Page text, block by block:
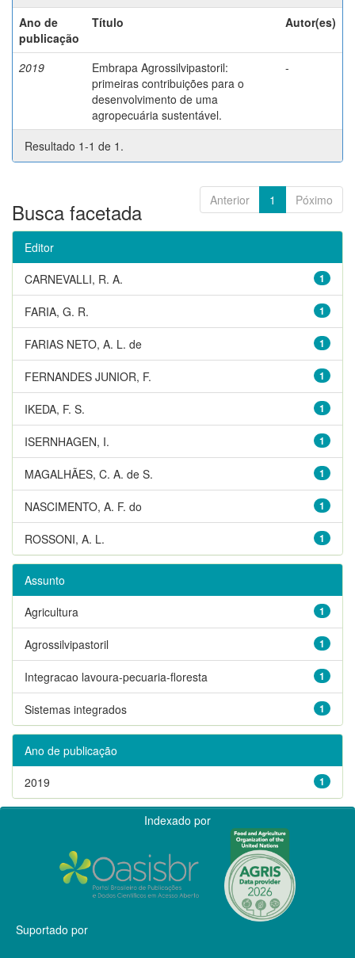
Ano de
publicação
Título Autor(es)
2019
Embrapa Agrossilvipastoril:
primeiras contribuições para o
desenvolvimento de uma
agropecuária sustentável.
-
Resultado 1-1 de 1.
Anterior 1 Póximo
Busca facetada
Editor
1
CARNEVALLI, R. A.
1
FARIA, G. R.
1
FARIAS NETO, A. L. de
1
FERNANDES JUNIOR, F.
1
IKEDA, F. S.
1
ISERNHAGEN, I.
1
MAGALHÃES, C. A. de S.
1
NASCIMENTO, A. F. do
1
ROSSONI, A. L.
Assunto
1
Agricultura
1
Agrossilvipastoril
1
Integracao lavoura-pecuaria-floresta
1
Sistemas integrados
Ano de publicação
1
2019
Indexado por
Suportado por